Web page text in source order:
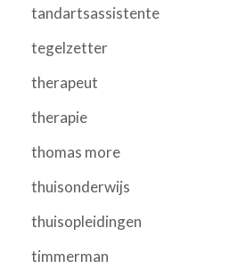
tandartsassistente
tegelzetter
therapeut
therapie
thomas more
thuisonderwijs
thuisopleidingen
timmerman